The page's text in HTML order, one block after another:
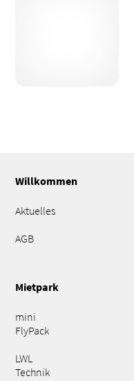
Willkommen
Aktuelles
AGB
Mietpark
mini
FlyPack
LWL
Technik